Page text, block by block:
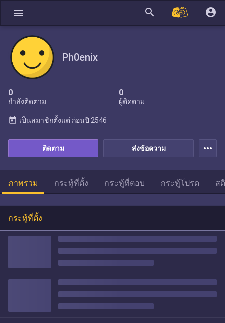
menu search account_circle
Ph0enix
0
กำลังติดตาม
0
ผู้ติดตาม
ส่งข้อความ
ติดตาม
today เป็นสมาชิกตั้งแต่ ก่อนปี 2546
more_horiz
ภาพรวม กระทู้ที่ตั้ง กระทู้ที่ตอบ กระทู้โปรด ส
กระทู้ที่ตั้ง